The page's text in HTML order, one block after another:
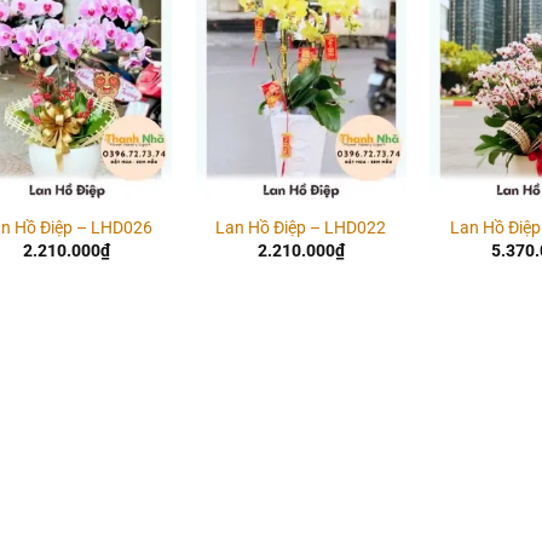
Add to
wishlist
Hồ Điệp – LHD026
2.210.000₫
Add to
wishlist
Lan Hồ Điệp – LHD022
2.210.000₫
Lan Hồ